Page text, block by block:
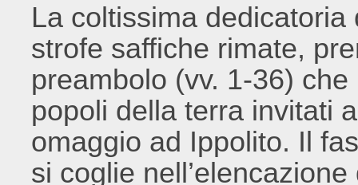
La coltissima
strofe saffiche rimate,
preambolo (vv. 1-36)
popoli della terra invitati
omaggio ad Ippolito. Il
si coglie